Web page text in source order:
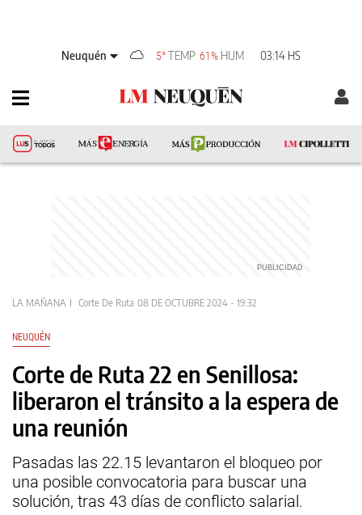
Neuquén 5° TEMP 61% HUM 03:14 HS
LA MAÑANA Corte De Ruta 08 DE OCTUBRE 2024 - 19:32
NEUQUÉN
Corte de Ruta 22 en Senillosa:
liberaron el tránsito a la espera de
una reunión
Pasadas las 22.15 levantaron el bloqueo por
una posible convocatoria para buscar una
solución, tras 43 días de conflicto salarial.